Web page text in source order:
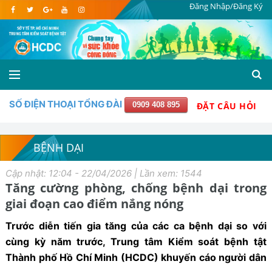
Đăng Nhập/Đăng Ký
SỐ ĐIỆN THOẠI TỔNG ĐÀI 0909 408 895 ĐẶT CÂU HỎI
BỆNH DẠI
Cập nhật: 12:04 - 22/04/2026 | Lần xem: 1544
Tăng cường phòng, chống bệnh dại trong
giai đoạn cao điểm nắng nóng
Trước diễn tiến gia tăng của các ca bệnh dại so với
cùng kỳ năm trước, Trung tâm Kiểm soát bệnh tật
Thành phố Hồ Chí Minh (HCDC) khuyến cáo người dân